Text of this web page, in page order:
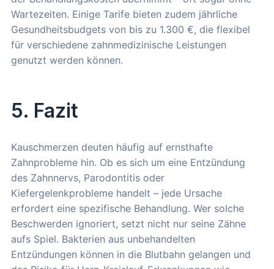
Wartezeiten. Einige Tarife bieten zudem jährliche
Gesundheitsbudgets von bis zu 1.300 €, die flexibel
für verschiedene zahnmedizinische Leistungen
genutzt werden können.
5. Fazit
Kauschmerzen deuten häufig auf ernsthafte
Zahnprobleme hin. Ob es sich um eine Entzündung
des Zahnnervs, Parodontitis oder
Kiefergelenkprobleme handelt – jede Ursache
erfordert eine spezifische Behandlung. Wer solche
Beschwerden ignoriert, setzt nicht nur seine Zähne
aufs Spiel. Bakterien aus unbehandelten
Entzündungen können in die Blutbahn gelangen und